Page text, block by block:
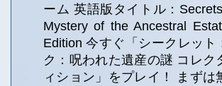
ーム 英語版タイトル：
Mystery of the Ancestral
Edition 今すぐ「シークレット
ク：呪われた遺産の謎 コレク
ィション」をプレイ！ まずは